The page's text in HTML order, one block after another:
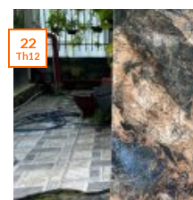
22
Th12